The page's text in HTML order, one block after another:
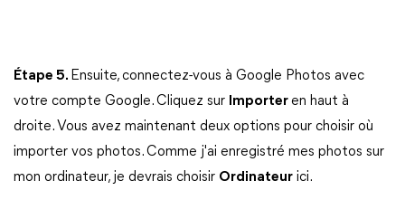
Étape 5. Ensuite, connectez-vous à Google Photos avec
votre compte Google. Cliquez sur Importeren haut à
droite. Vous avez maintenant deux options pour choisir où
importer vos photos. Comme j'ai enregistré mes photos sur
mon ordinateur, je devrais choisir Ordinateur ici.